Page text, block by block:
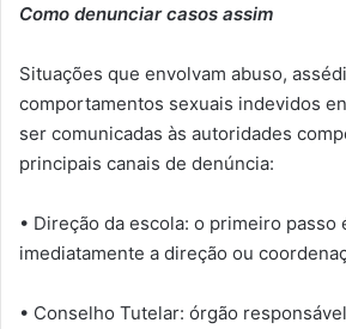
Como denunciar casos assim
Situações que envolvam abuso,
comportamentos sexuais indevidos
ser comunicadas às autoridades
principais canais de denúncia:
• Direção da escola: o primeiro passo
imediatamente a direção ou
• Conselho Tutelar: órgão